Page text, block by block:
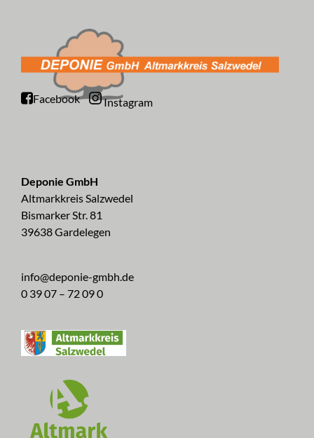
Facebook Instagram
Deponie GmbH
Altmarkkreis Salzwedel
Bismarker Str. 81
39638 Gardelegen
info@deponie-gmbh.de
0 39 07 – 72 09 0